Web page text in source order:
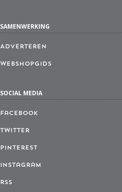
SAMENWERKING
Adverteren
Webshopgids
SOCIAL MEDIA
Facebook
Twitter
Pinterest
Instagram
RSS